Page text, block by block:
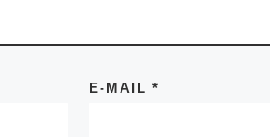
E-MAIL *